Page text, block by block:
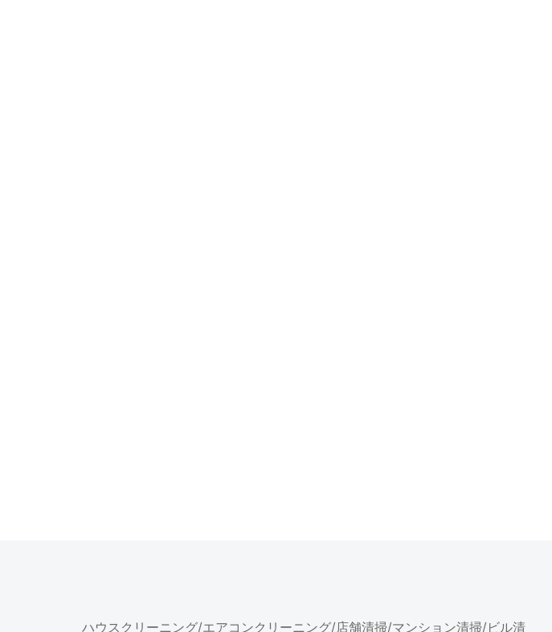
ハウスクリーニング/エアコンクリーニング/店舗清掃/マンション清掃/ ビル清